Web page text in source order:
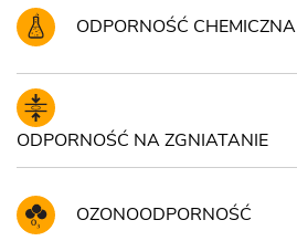
ODPORNOŚĆ CHEMICZNA
ODPORNOŚĆ NA ZGNIATANIE
OZONOODPORNOŚĆ